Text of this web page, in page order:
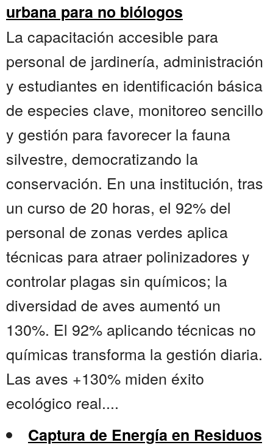
urbana para no biólogos
La capacitación accesible para
personal de jardinería, administración
y estudiantes en identificación básica
de especies clave, monitoreo sencillo
y gestión para favorecer la fauna
silvestre, democratizando la
conservación. En una institución, tras
un curso de 20 horas, el 92% del
personal de zonas verdes aplica
técnicas para atraer polinizadores y
controlar plagas sin químicos; la
diversidad de aves aumentó un
130%. El 92% aplicando técnicas no
químicas transforma la gestión diaria.
Las aves +130% miden éxito
ecológico real....
Captura de Energía en Residuos